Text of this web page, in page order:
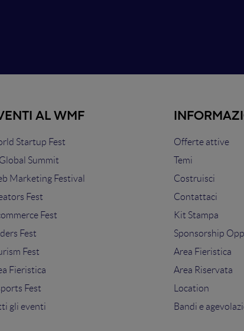
AL WMF
Startup Fest
Summit
Marketing Festival
Fest
Fest
Fest
Fest
Fieristica
Fest
gli eventi
Offerte attive
Temi
Costruisci
Contattaci
Kit Stampa
Sponsorship
Area Fieristica
Area Riservata
Location
Bandi e